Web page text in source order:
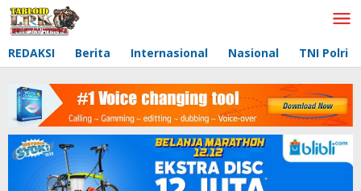
Lewati
ke
REDAKSI Berita Internasional Nasional TNI Polri